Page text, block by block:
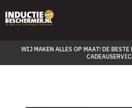
WIJ MAKEN ALLES OP MAAT! DE BESTE